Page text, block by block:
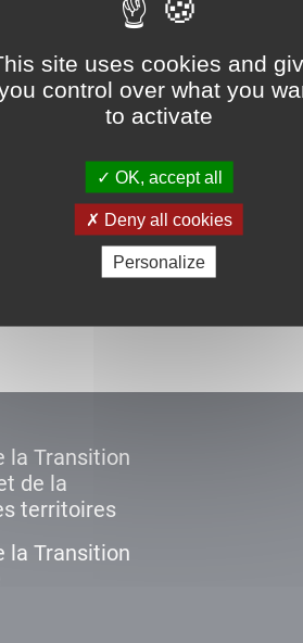
site uses cookies and
control over what you
to activate
OK, accept all
Deny all cookies
Personalize
compte
Connexion
la Transition
de la
territoires
la Transition